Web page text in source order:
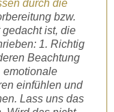
durch die
bzw.
ist, die
1. Richtig
Beachtung
emotionale
einfühlen und
Lass uns das